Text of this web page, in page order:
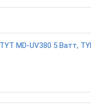
MD-UV380 5 Ватт,